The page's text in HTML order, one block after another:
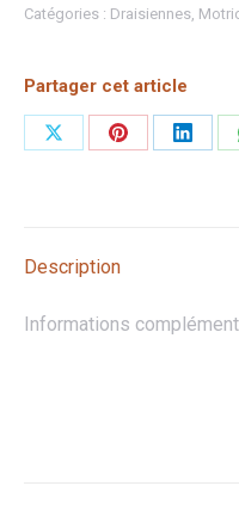
Catégories : Draisiennes,
Partager cet article
PartagerPartager
Description
Informations